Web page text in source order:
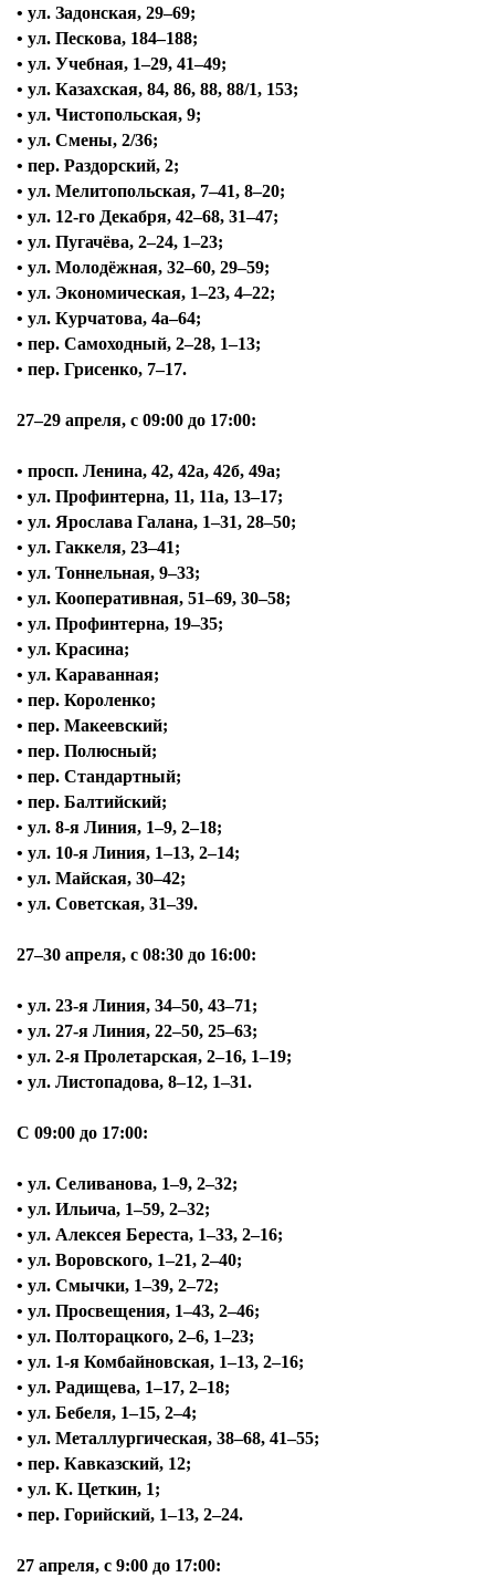
• ул. Задонская, 29–69;
• ул. Пескова, 184–188;
• ул. Учебная, 1–29, 41–49;
• ул. Казахская, 84, 86, 88, 88/1, 153;
• ул. Чистопольская, 9;
• ул. Смены, 2/36;
• пер. Раздорский, 2;
• ул. Мелитопольская, 7–41, 8–20;
• ул. 12-го Декабря, 42–68, 31–47;
• ул. Пугачёва, 2–24, 1–23;
• ул. Молодёжная, 32–60, 29–59;
• ул. Экономическая, 1–23, 4–22;
• ул. Курчатова, 4а–64;
• пер. Самоходный, 2–28, 1–13;
• пер. Грисенко, 7–17.
27–29 апреля, с 09:00 до 17:00:
• просп. Ленина, 42, 42а, 42б, 49а;
• ул. Профинтерна, 11, 11а, 13–17;
• ул. Ярослава Галана, 1–31, 28–50;
• ул. Гаккеля, 23–41;
• ул. Тоннельная, 9–33;
• ул. Кооперативная, 51–69, 30–58;
• ул. Профинтерна, 19–35;
• ул. Красина;
• ул. Караванная;
• пер. Короленко;
• пер. Макеевский;
• пер. Полюсный;
• пер. Стандартный;
• пер. Балтийский;
• ул. 8-я Линия, 1–9, 2–18;
• ул. 10-я Линия, 1–13, 2–14;
• ул. Майская, 30–42;
• ул. Советская, 31–39.
27–30 апреля, с 08:30 до 16:00:
• ул. 23-я Линия, 34–50, 43–71;
• ул. 27-я Линия, 22–50, 25–63;
• ул. 2-я Пролетарская, 2–16, 1–19;
• ул. Листопадова, 8–12, 1–31.
С 09:00 до 17:00:
• ул. Селиванова, 1–9, 2–32;
• ул. Ильича, 1–59, 2–32;
• ул. Алексея Береста, 1–33, 2–16;
• ул. Воровского, 1–21, 2–40;
• ул. Смычки, 1–39, 2–72;
• ул. Просвещения, 1–43, 2–46;
• ул. Полторацкого, 2–6, 1–23;
• ул. 1-я Комбайновская, 1–13, 2–16;
• ул. Радищева, 1–17, 2–18;
• ул. Бебеля, 1–15, 2–4;
• ул. Металлургическая, 38–68, 41–55;
• пер. Кавказский, 12;
• ул. К. Цеткин, 1;
• пер. Горийский, 1–13, 2–24.
27 апреля, с 9:00 до 17:00: